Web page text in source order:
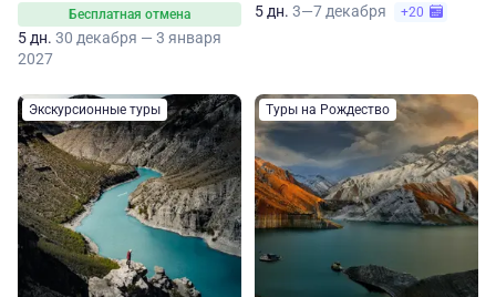
Бесплатная отмена
5 дн. 30 декабря — 3 января
2027
5 дн. 3—7 декабря +20
Экскурсионные туры Туры на Рождество